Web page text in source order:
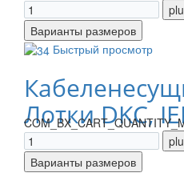
Быстрый просмотр
Лотки DKC,